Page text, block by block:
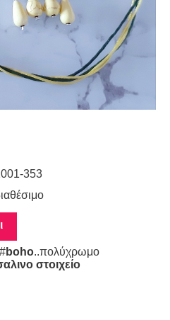
353
boho..πολύχρωμο
στοιχείο